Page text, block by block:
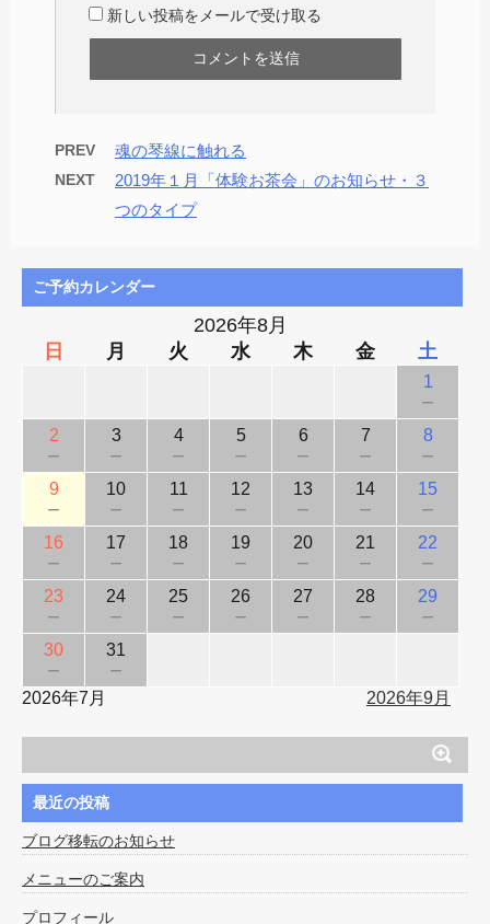
新しい投稿をメールで受け取る
PREV 魂の琴線に触れる
NEXT
2019年１月「体験お茶会」のお知らせ・３
つのタイプ
ご予約カレンダー
2026年8月
日
月 火 水 木 金 土
1
－
2
－
3
－
4
－
5
－
6
－
7
－
8
－
9
－
10
－
11
－
12
－
13
－
14
－
15
－
16
－
17
－
18
－
19
－
20
－
21
－
22
－
23
－
24
－
25
－
26
－
27
－
28
－
29
－
30
－
31
－
2026年7月 2026年9月
最近の投稿
ブログ移転のお知らせ
メニューのご案内
プロフィール